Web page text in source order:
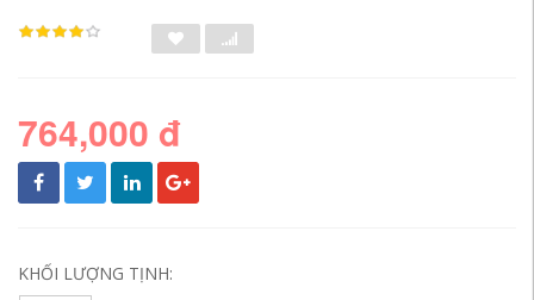
764,000 đ
KHỐI LƯỢNG TỊNH: